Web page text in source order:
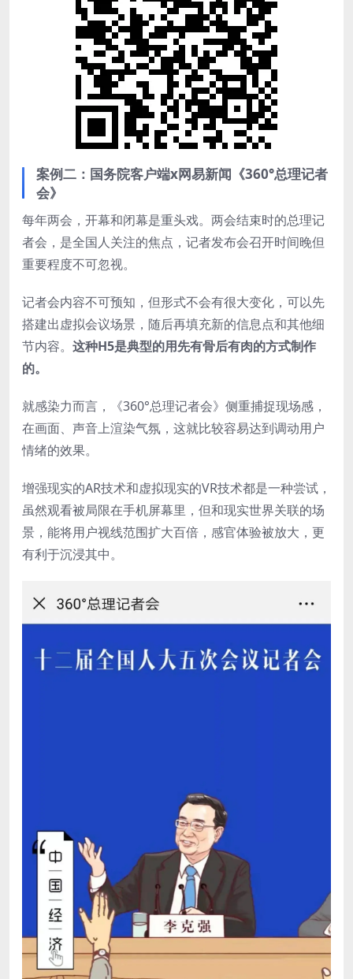
案例二：国务院客户端x网易新闻《360°总理记者
会》
每年两会，开幕和闭幕是重头戏。两会结束时的总理记
者会，是全国人关注的焦点，记者发布会召开时间晚但
重要程度不可忽视。
记者会内容不可预知，但形式不会有很大变化，可以先
搭建出虚拟会议场景，随后再填充新的信息点和其他细
节内容。 这种H5是典型的用先有骨后有肉的方式制作
的。
就感染力而言，《360°总理记者会》侧重捕捉现场感，
在画面、声音上渲染气氛，这就比较容易达到调动用户
情绪的效果。
增强现实的AR技术和虚拟现实的VR技术都是一种尝试，
虽然观看被局限在手机屏幕里，但和现实世界关联的场
景，能将用户视线范围扩大百倍，感官体验被放大，更
有利于沉浸其中。